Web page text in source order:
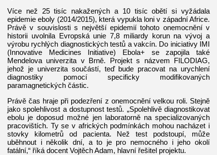
Více než 25 tisíc nakažených a 10 tisíc obětí si vyžádala
epidemie eboly (2014/2015), která vypukla loni v západní Africe.
Právě v souvislosti s největší epidemií tohoto onemocnění v
historii uvolnila Evropská unie 7,8 miliardy korun na vývoj a
výrobu rychlých diagnostických testů a vakcín. Do iniciativy IMI
(Innovative Medicines Initiative) Ebola+ se zapojila také
Mendelova univerzita v Brně. Projekt s názvem FILODIAG,
jehož je univerzita součástí, teď bude pracovat na urychlení
diagnostiky pomocí specificky modifikovaných
paramagnetických částic.
Právě čas hraje při podezření z onemocnění velkou roli. Stejně
jako spolehlivost a dostupnost testů. „Spolehlivě diagnostikovat
ebolu je doposud možné jen laboratorně na specializovaných
pracovištích. Ty se v afrických podmínkách mohou nacházet i
stovky kilometrů od pacienta. Než test podstoupí, může
uběhnout i několik dní, a to je pro nemocného i jeho okolí
fatální,“ říká docent Vojtěch Adam, hlavní řešitel projektu.